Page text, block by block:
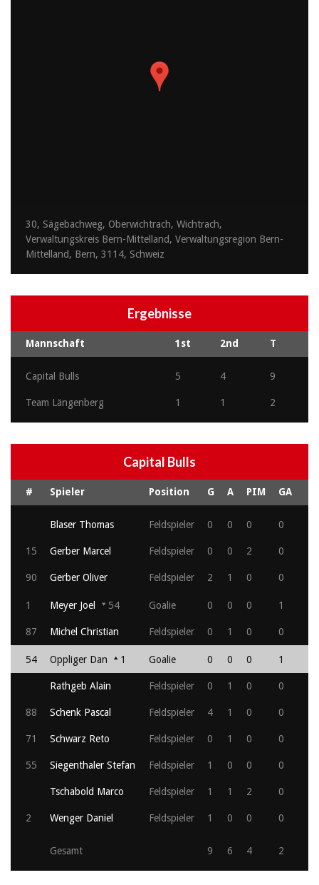
30, Sägebachweg, Oberwichtrach, Wichtrach,
Verwaltungskreis Bern-Mittelland, Verwaltungsregion Bern-
Mittelland, Bern, 3114, Schweiz
Ergebnisse
Mannschaft 1st 2nd T
Capital Bulls 5 4 9
Team Längenberg 1 1 2
Capital Bulls
# Spieler Position G A PIM GA
Blaser Thomas Feldspieler 0 0 0 0
15 Gerber Marcel Feldspieler 0 0 2 0
90 Gerber Oliver Feldspieler 2 1 0 0
1 Meyer Joel 54 Goalie 0 0 0 1
87 Michel Christian Feldspieler 0 1 0 0
54 Oppliger Dan 1 Goalie 0 0 0 1
Rathgeb Alain Feldspieler 0 1 0 0
88 Schenk Pascal Feldspieler 4 1 0 0
71 Schwarz Reto Feldspieler 0 1 0 0
55 Siegenthaler Stefan Feldspieler 1 0 0 0
Tschabold Marco Feldspieler 1 1 2 0
2 Wenger Daniel Feldspieler 1 0 0 0
Gesamt 9 6 4 2